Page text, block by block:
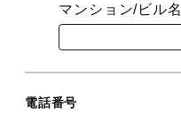
マンション/ビル名
電話番号